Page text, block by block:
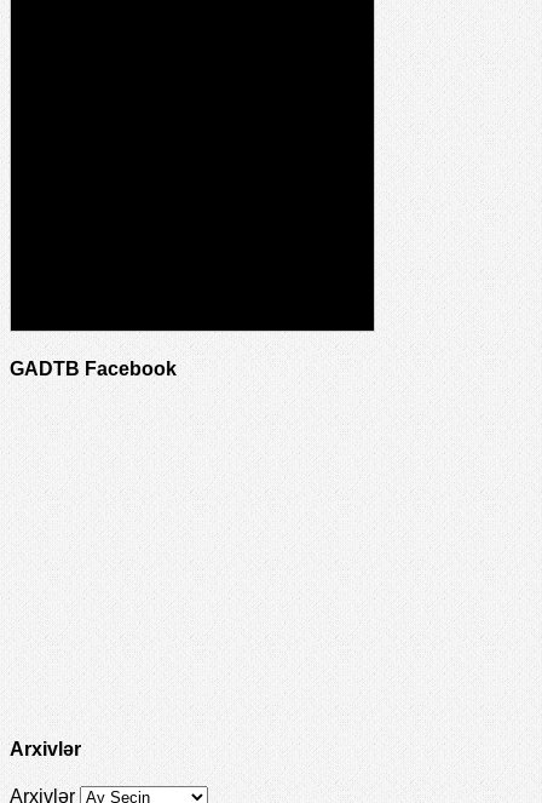
GADTB Facebook
Arxivlər
Arxivlər